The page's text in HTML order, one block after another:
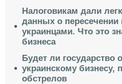
Налоговикам дали
данных о пересечении
украинцами. Что это
бизнеса
Будет ли государство
украинскому бизнесу,
обстрелов